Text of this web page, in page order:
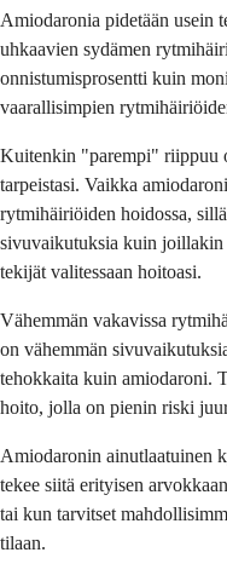
Amiodaronia pidetään usein
uhkaavien sydämen
onnistumisprosentti kuin
vaarallisimpien
Kuitenkin "parempi" riippuu
tarpeistasi. Vaikka
rytmihäiriöiden hoidossa,
sivuvaikutuksia kuin joillakin
tekijät valitessaan hoitoasi.
Vähemmän vakavissa
on vähemmän
tehokkaita kuin amiodaroni.
hoito, jolla on pienin riski
Amiodaronin ainutlaatuinen
tekee siitä erityisen
tai kun tarvitset
tilaan.